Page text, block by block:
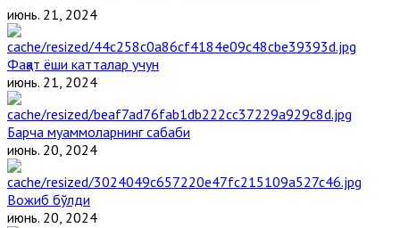
июнь. 21, 2024
Фақат ёши катталар учун
июнь. 21, 2024
Барча муаммоларнинг сабаби
июнь. 20, 2024
Вожиб бўлди
июнь. 20, 2024